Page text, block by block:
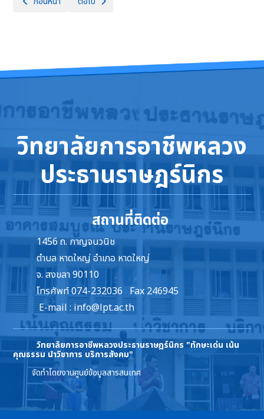
วิทยาลัยการอาชีพหลวง
ประธานราษฎร์นิกร
สถานที่ติดต่อ
1456 ถ. กาญจนวนิช
ตำบล หาดใหญ่ อำเภอ หาดใหญ่
จ. สงขลา 90110
โทรศัพท์ 074-232036 Fax 246945
E-mail : info@lpt.ac.th
วิทยาลัยการอาชีพหลวงประธานราษฎร์นิกร "ทักษะเด่น เน้น
คุณธรรม นำวิชาการ บริการสังคม"
จัดทำโดยงานศูนย์ข้อมูลสารสนเทศ